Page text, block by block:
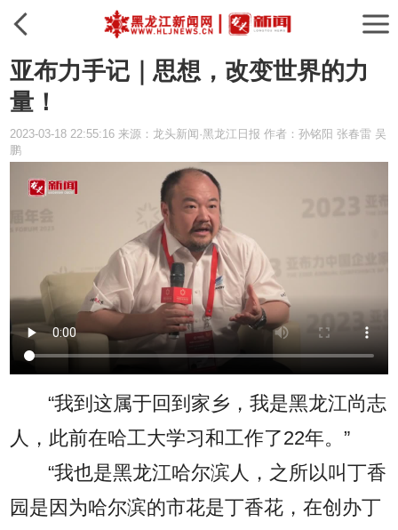
亚布力手记｜思想，改变世界的力
量！
2023-03-18 22:55:16 来源：龙头新闻·黑龙江日报 作者：孙铭阳 张春雷 吴
鹏
“我到这属于回到家乡，我是黑龙江尚志
人，此前在哈工大学习和工作了22年。”
“我也是黑龙江哈尔滨人，之所以叫丁香
园是因为哈尔滨的市花是丁香花，在创办丁